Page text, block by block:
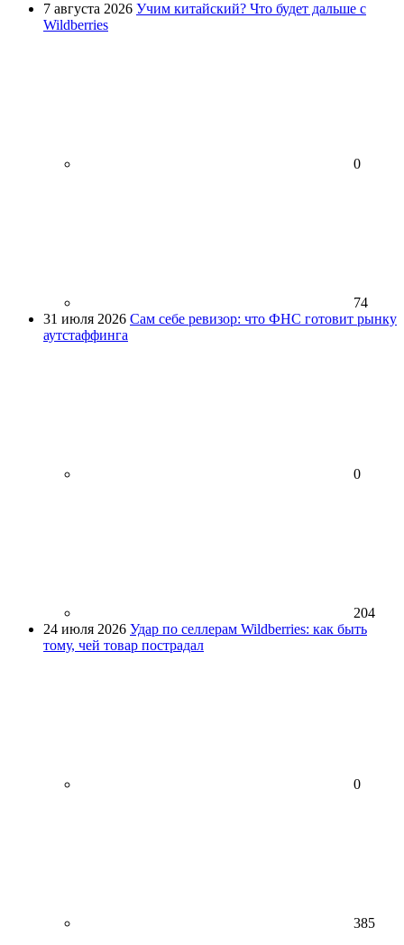
7 августа 2026 Учим китайский? Что будет дальше с
Wildberries
0
74
31 июля 2026 Сам себе ревизор: что ФНС готовит рынку
аутстаффинга
0
204
24 июля 2026 Удар по селлерам Wildberries: как быть
тому, чей товар пострадал
0
385